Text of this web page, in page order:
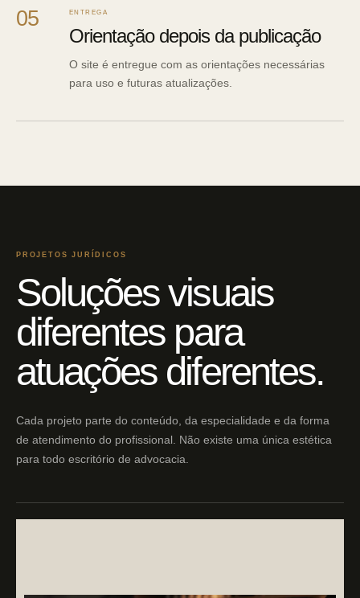
05 ENTREGA
Orientação depois da publicação
O site é entregue com as orientações necessárias
para uso e futuras atualizações.
PROJETOS JURÍDICOS
Soluções visuais
diferentes para
atuações diferentes.
Cada projeto parte do conteúdo, da especialidade e da forma
de atendimento do profissional. Não existe uma única estética
para todo escritório de advocacia.